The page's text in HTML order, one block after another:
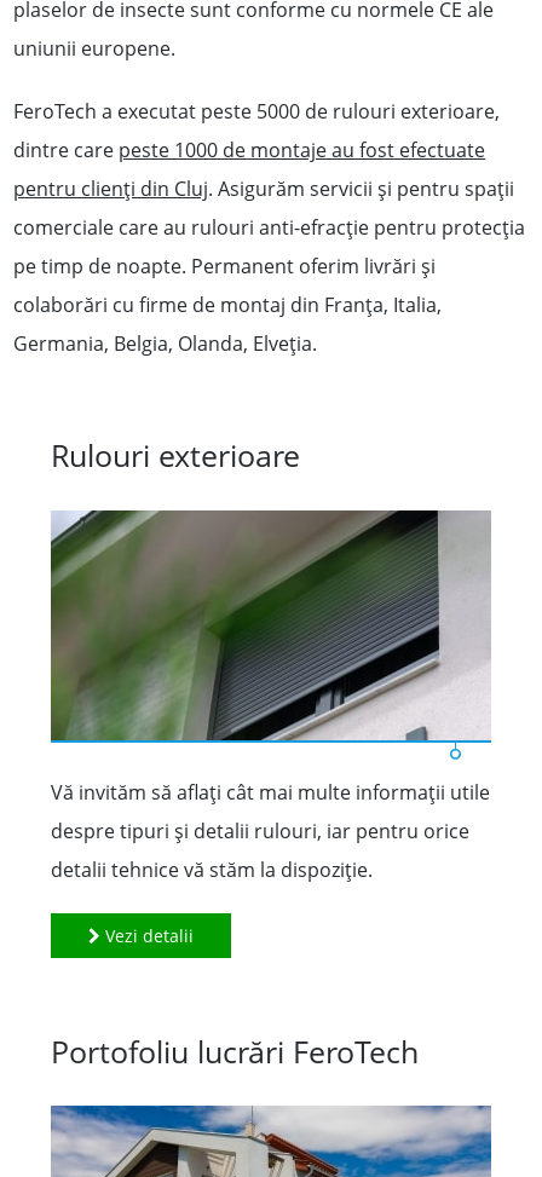
plaselor de insecte sunt conforme cu normele CE ale
uniunii europene.
FeroTech a executat peste 5000 de rulouri exterioare,
dintre care peste 1000 de montaje au fost efectuate
pentru clienți din Cluj. Asigurăm servicii și pentru spații
comerciale care au rulouri anti-efracție pentru protecția
pe timp de noapte. Permanent oferim livrări și
colaborări cu firme de montaj din Franța, Italia,
Germania, Belgia, Olanda, Elveția.
Rulouri exterioare
Vă invităm să aflați cât mai multe informații utile
despre tipuri şi detalii rulouri, iar pentru orice
detalii tehnice vă stăm la dispoziție.
Vezi detalii
Portofoliu lucrări FeroTech